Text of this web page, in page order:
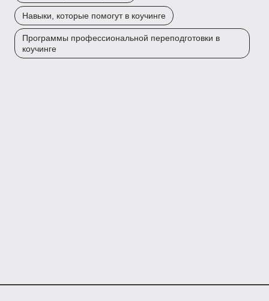
Навыки, которые помогут в коучинге
Программы профессиональной переподготовки в
коучинге